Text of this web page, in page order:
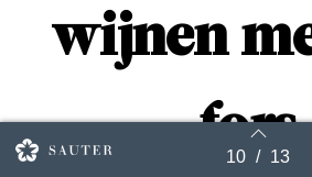
10 / 13
wijnen
fors